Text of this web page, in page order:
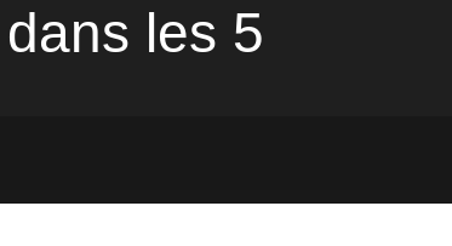
les 5